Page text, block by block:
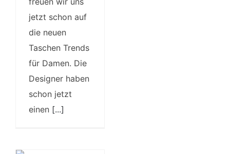
jetzt schon auf
die neuen
Taschen Trends
für Damen. Die
Designer haben
schon jetzt
einen [...]